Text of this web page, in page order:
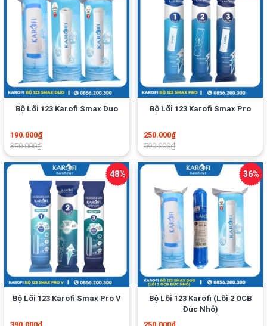
Bộ Lõi 123 Karofi Smax Duo
190.000₫
350.000₫
Bộ Lõi 123 Karofi Smax Pro
250.000₫
590.000₫
Bộ Lõi 123 Karofi Smax Pro V
390.000₫
750.000₫
Bộ Lõi 123 Karofi (Lõi 2 OCB
Đúc Nhỏ)
250.000₫
390.000₫